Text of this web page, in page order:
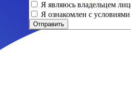
Я являюсь владельцем
Я ознакомлен с условиями
Отправить